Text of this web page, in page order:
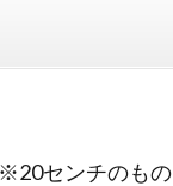
センチのもの